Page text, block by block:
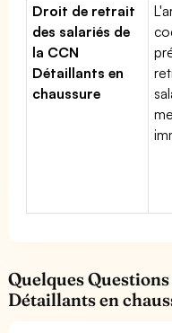
Droit de retrait
des salariés de
la CCN
Détaillants en
chaussure
Quelques
Détaillants en